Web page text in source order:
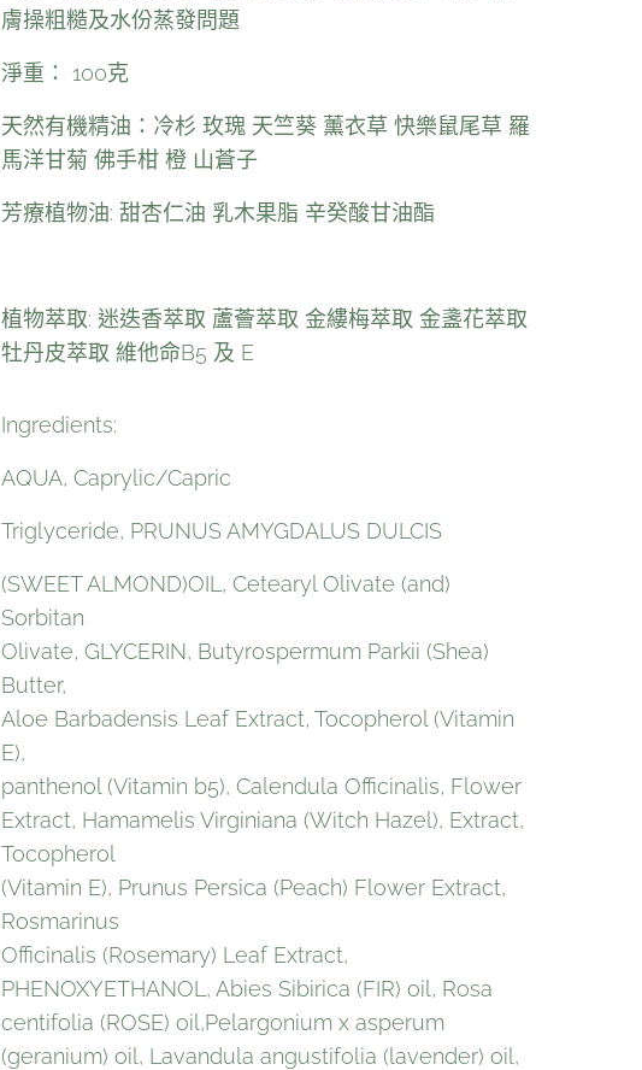
膚操粗糙及水份蒸發問題
淨重： 100克
天然有機精油：冷杉 玫瑰 天竺葵 薰衣草 快樂鼠尾草 羅
馬洋甘菊 佛手柑 橙 山蒼子
芳療植物油: 甜杏仁油 乳木果脂 辛癸酸甘油酯
植物萃取: 迷迭香萃取 蘆薈萃取 金縷梅萃取 金盞花萃取
牡丹皮萃取 維他命B5 及 E
Ingredients:
AQUA, Caprylic/Capric
Triglyceride, PRUNUS AMYGDALUS DULCIS
(SWEET ALMOND)OIL, Cetearyl Olivate (and)
Sorbitan
Olivate, GLYCERIN, Butyrospermum Parkii (Shea)
Butter,
Aloe Barbadensis Leaf Extract, Tocopherol (Vitamin
E),
panthenol (Vitamin b5), Calendula Officinalis, Flower
Extract, Hamamelis Virginiana (Witch Hazel), Extract,
Tocopherol
(Vitamin E), Prunus Persica (Peach) Flower Extract,
Rosmarinus
Officinalis (Rosemary) Leaf Extract,
PHENOXYETHANOL, Abies Sibirica (FIR) oil, Rosa
centifolia (ROSE) oil,Pelargonium x asperum
(geranium) oil, Lavandula angustifolia (lavender) oil,